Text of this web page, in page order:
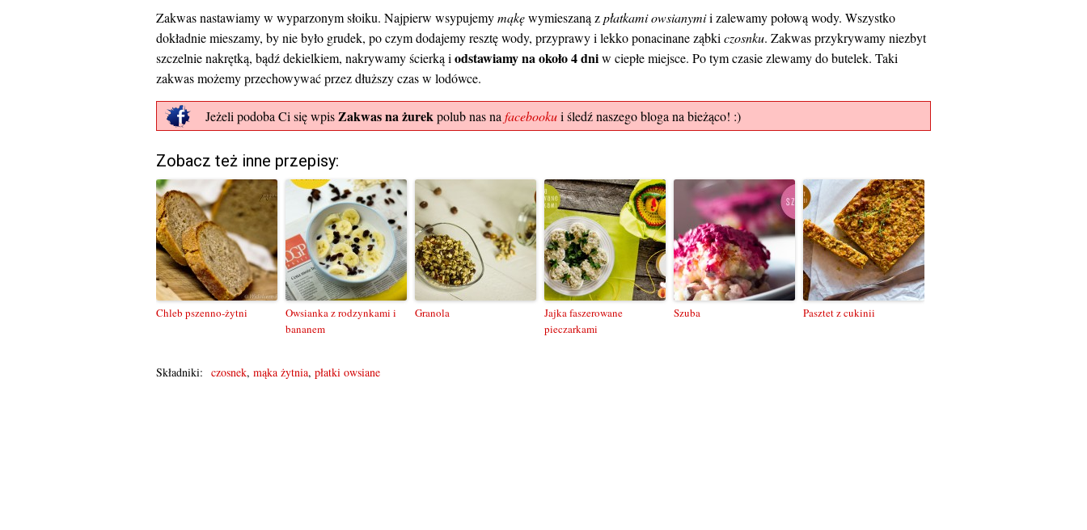
Zakwas nastawiamy w wyparzonym słoiku. Najpierw wsypujemymąkęwymieszaną zpłatkami owsianymii zalewamy połową wody. Wszystko
dokładnie mieszamy, by nie było grudek, po czym dodajemy resztę wody, przyprawy i lekko ponacinane ząbki czosnku. Zakwas przykrywamy niezbyt
szczelnie nakrętką, bądź dekielkiem, nakrywamy ścierką i odstawiamy na około 4 dniw ciepłe miejsce. Po tym czasie zlewamy do butelek. Taki
zakwas możemy przechowywać przez dłuższy czas w lodówce.
Jeżeli podoba Ci się wpisZakwas na żurekpolub nas na facebookui śledź naszego bloga na bieżąco! :)
Zobacz też inne przepisy:
Chleb pszenno-żytni
Owsianka z rodzynkami i
bananem
Granola
Jajka faszerowane
pieczarkami
Szuba Pasztet z cukinii
Składniki: czosnek, mąka żytnia, płatki owsiane